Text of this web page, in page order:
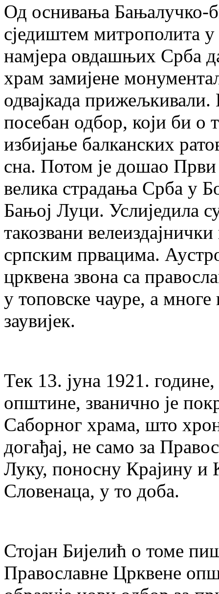
Од оснивања Бањалучко-
сједиштем митрополита
намјера овдашњих Срба
храм замијене
одвајкада
посебан одбор, који би о
избијање балканских
сна. Потом је дошао Први
велика страдања Срба у
Бањој Луци. Услиједила
такозвани
српским првацима.
црквена звона са
у топовске чауре, а многе
заувијек.
Тек 13. јуна 1921.
општине, званично је
Саборног храма, што
догађај, не само за
Луку, поносну Крајину
Словенаца, у то доба.
Стојан Бијелић о томе
Православне Црквене